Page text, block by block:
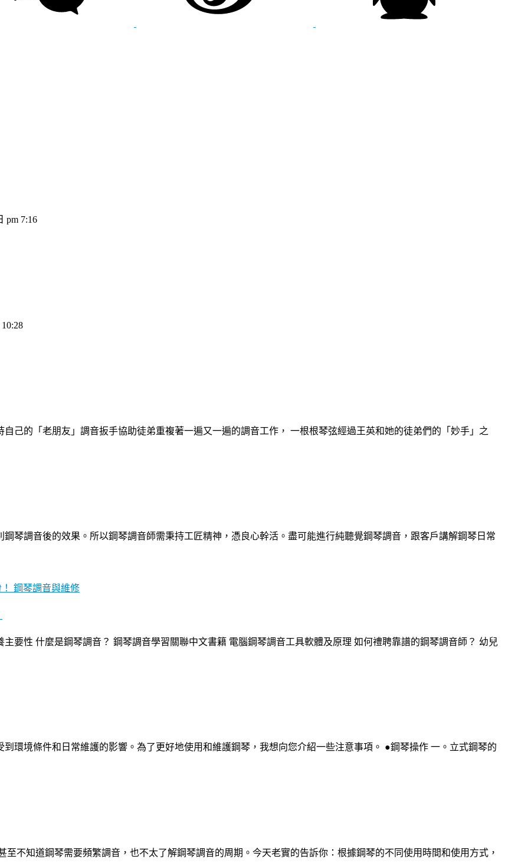
pm 7:16
己的「老朋友」調音扳手協助徒弟重複著一遍又一遍的調音工作， 一根根琴弦經過王英和她的徒弟們的「妙手」之
琴調音後的效果。所以鋼琴調音師需秉持工匠精神，憑良心幹活。盡可能進行純聽覺鋼琴調音，跟客戶講解鋼琴日常
鋼琴調音與維修
要性 什麼是鋼琴調音？ 鋼琴調音學習關聯中文書籍 電腦鋼琴調音工具軟體及原理 如何禮聘靠譜的鋼琴調音師？ 幼兒
環境條件和日常維護的影響。為了更好地使用和維護鋼琴，我想向您介紹一些注意事項。 ●鋼琴操作 一。立式鋼琴的
不知道鋼琴需要頻繁調音，也不太了解鋼琴調音的周期。今天老實的告訴你：根據鋼琴的不同使用時間和使用方式，